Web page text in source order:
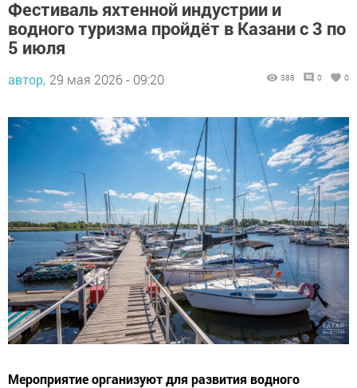
Фестиваль яхтенной индустрии и
водного туризма пройдёт в Казани с 3 по
5 июля
автор, 29 мая 2026 - 09:20 388 0 0
Мероприятие организуют для развития водного